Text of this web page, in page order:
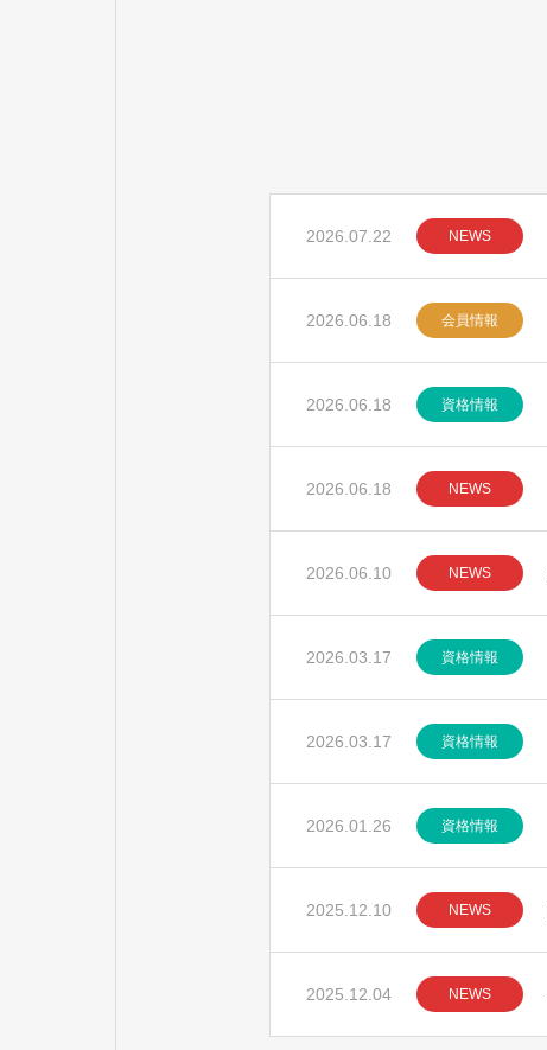
2026.07.22 NEWS
2026.06.18 会員情報
2026.06.18 資格情報
2026.06.18 NEWS
2026.06.10 NEWS
2026.03.17 資格情報
2026.03.17 資格情報
2026.01.26 資格情報
2025.12.10 NEWS
2025.12.04 NEWS